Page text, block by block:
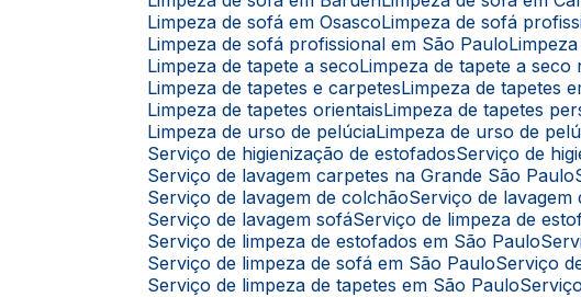
Limpeza de sofá em Osasco Limpeza de sofá
Limpeza de sofá profissional em São Paulo
Limpeza de tapete a seco Limpeza de tapete a
Limpeza de tapetes e carpetes Limpeza de tapetes
Limpeza de tapetes orientais Limpeza de tapetes
Limpeza de urso de pelúcia Limpeza de urso de
Serviço de higienização de estofados
Serviço de
Serviço de lavagem carpetes na Grande São Paulo
Serviço de lavagem de colchão
Serviço de
Serviço de lavagem sofá Serviço de limpeza de
Serviço de limpeza de estofados em São Paulo
Serviço de limpeza de sofá em São Paulo
Serviço
Serviço de limpeza de tapetes em São Paulo